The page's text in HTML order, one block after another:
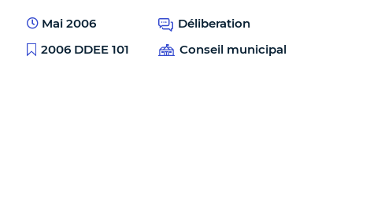
Mai 2006
Déliberation
2006 DDEE 101
Conseil municipal